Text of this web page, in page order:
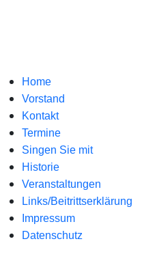
Home
Vorstand
Kontakt
Termine
Singen Sie mit
Historie
Veranstaltungen
Links/Beitrittserklärung
Impressum
Datenschutz